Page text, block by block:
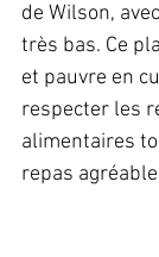
de Wilson,
très bas. Ce
et pauvre en
respecter les
alimentaires
repas